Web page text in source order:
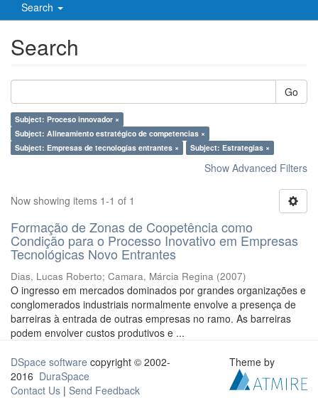
Search
Search
Go
Subject: Proceso innovador ×
Subject: Alineamiento estratégico de competencias ×
Subject: Empresas de tecnologías entrantes ×
Subject: Estrategias ×
Show Advanced Filters
Now showing items 1-1 of 1
Formação de Zonas de Coopetência como
Condição para o Processo Inovativo em Empresas
Tecnológicas Novo Entrantes
Dias, Lucas Roberto; Camara, Márcia Regina (2007)
O ingresso em mercados dominados por grandes organizações e
conglomerados industriais normalmente envolve a presença de
barreiras à entrada de outras empresas no ramo. As barreiras
podem envolver custos produtivos e ...
DSpace software copyright © 2002-
2016 DuraSpace
Contact Us | Send Feedback
Theme by